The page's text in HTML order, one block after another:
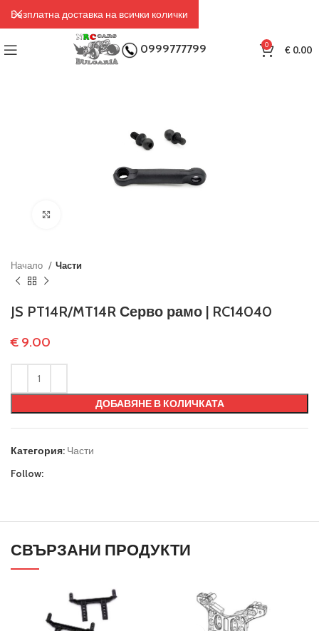
0999777799 0 €0.00
Начало Части
JS PT14R/MT14R Серво рамо | RC14040
€ 9.00
ДОБАВЯНЕ В КОЛИЧКАТА
Категория: Части
Follow:
СВЪРЗАНИ ПРОДУКТИ
Безплатна доставка на всички колички